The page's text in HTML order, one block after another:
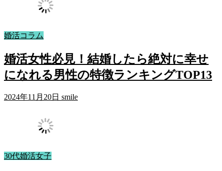
婚活コラム
婚活女性必見！結婚したら絶対に幸せ
になれる男性の特徴ランキングTOP13
2024年11月20日 smile
30代婚活女子